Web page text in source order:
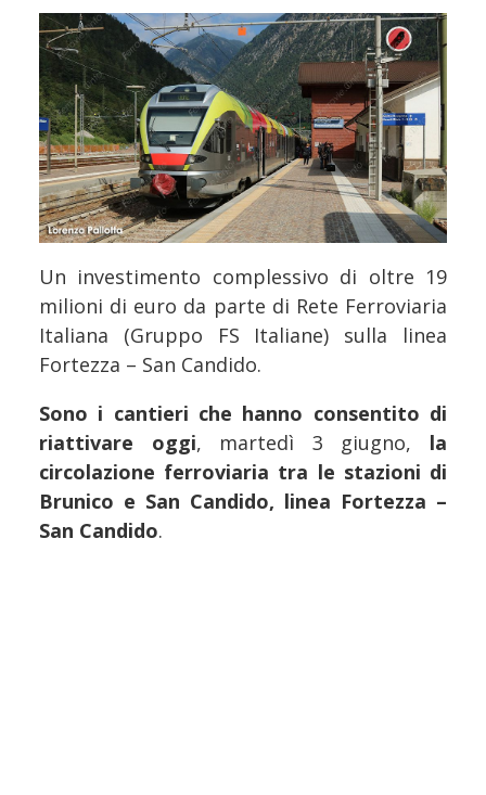
Un investimento complessivo di oltre 19
milioni di euro da parte di Rete Ferroviaria
Italiana (Gruppo FS Italiane) sulla linea
Fortezza – San Candido.
Sono i cantieri che hanno consentito di
riattivare oggi, martedì 3 giugno, la
circolazione ferroviaria tra le stazioni di
Brunico e San Candido, linea Fortezza –
San Candido.